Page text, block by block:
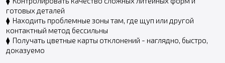
готовых деталей
⧫ Находить проблемные зоны там, где щуп или другой
контактный метод бессильны
⧫ Получать цветные карты отклонений - наглядно, быстро,
доказуемо